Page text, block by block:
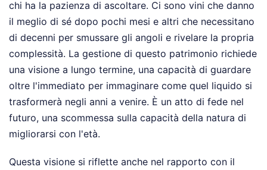
chi ha la pazienza di ascoltare. Ci sono vini che danno
il meglio di sé dopo pochi mesi e altri che necessitano
di decenni per smussare gli angoli e rivelare la propria
complessità. La gestione di questo patrimonio richiede
una visione a lungo termine, una capacità di guardare
oltre l'immediato per immaginare come quel liquido si
trasformerà negli anni a venire. È un atto di fede nel
futuro, una scommessa sulla capacità della natura di
migliorarsi con l'età.
Questa visione si riflette anche nel rapporto con il